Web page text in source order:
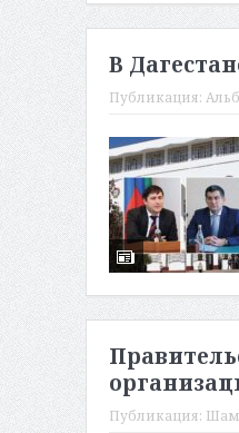
В
Публикация:
Публикация: